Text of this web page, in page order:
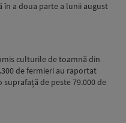
în a doua parte a lunii august
culturile de toamnă din
de fermieri au raportat
de peste 79.000 de